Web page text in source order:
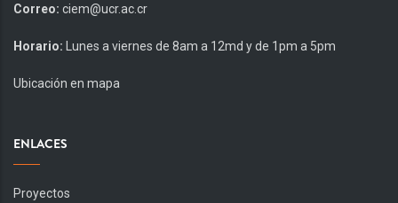
Correo: ciem@ucr.ac.cr
Horario: Lunes a viernes de 8am a 12md y de 1pm a 5pm
Ubicación en mapa
ENLACES
Proyectos